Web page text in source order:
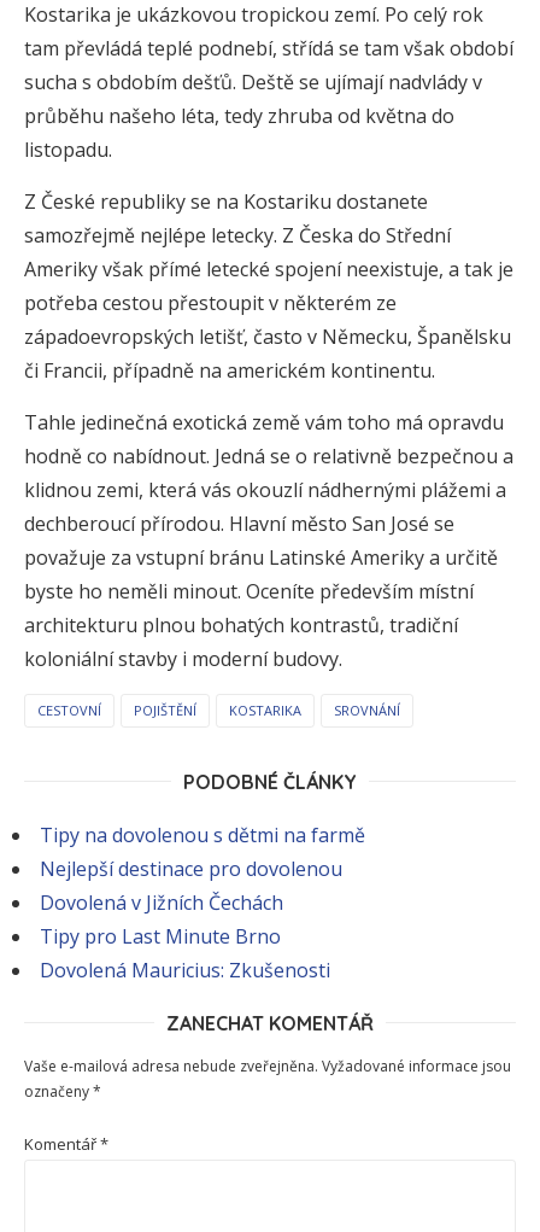
Kostarika je ukázkovou tropickou zemí. Po celý rok
tam převládá teplé podnebí, střídá se tam však období
sucha s obdobím dešťů. Deště se ujímají nadvlády v
průběhu našeho léta, tedy zhruba od května do
listopadu.
Z České republiky se na Kostariku dostanete
samozřejmě nejlépe letecky. Z Česka do Střední
Ameriky však přímé letecké spojení neexistuje, a tak je
potřeba cestou přestoupit v některém ze
západoevropských letišť, často v Německu, Španělsku
či Francii, případně na americkém kontinentu.
Tahle jedinečná exotická země vám toho má opravdu
hodně co nabídnout. Jedná se o relativně bezpečnou a
klidnou zemi, která vás okouzlí nádhernými plážemi a
dechberoucí přírodou. Hlavní město San José se
považuje za vstupní bránu Latinské Ameriky a určitě
byste ho neměli minout. Oceníte především místní
architekturu plnou bohatých kontrastů, tradiční
koloniální stavby i moderní budovy.
CESTOVNÍ POJIŠTĚNÍ KOSTARIKA SROVNÁNÍ
PODOBNÉ ČLÁNKY
Tipy na dovolenou s dětmi na farmě
Nejlepší destinace pro dovolenou
Dovolená v Jižních Čechách
Tipy pro Last Minute Brno
Dovolená Mauricius: Zkušenosti
ZANECHAT KOMENTÁŘ
Vaše e-mailová adresa nebude zveřejněna. Vyžadované informace jsou
označeny*
Komentář*